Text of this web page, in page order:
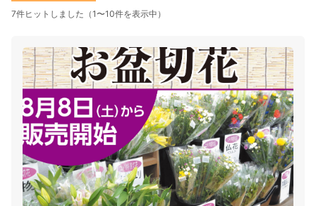
7件ヒットしました（1〜10件を表示中）